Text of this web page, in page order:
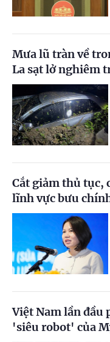
Mưa lũ tràn về
La sạt lở nghiêm
Cắt giảm thủ tục,
lĩnh vực bưu
Việt Nam lần đầu
'siêu robot' của